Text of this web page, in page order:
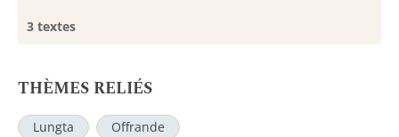
3 textes
THÈMES RELIÉS
Lungta Offrande